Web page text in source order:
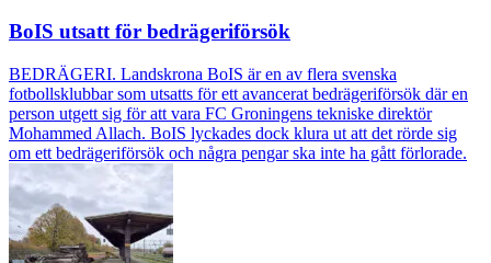
BoIS utsatt för bedrägeriförsök
BEDRÄGERI. Landskrona BoIS är en av flera svenska
fotbollsklubbar som utsatts för ett avancerat bedrägeriförsök där en
person utgett sig för att vara FC Groningens tekniske direktör
Mohammed Allach. BoIS lyckades dock klura ut att det rörde sig
om ett bedrägeriförsök och några pengar ska inte ha gått förlorade.